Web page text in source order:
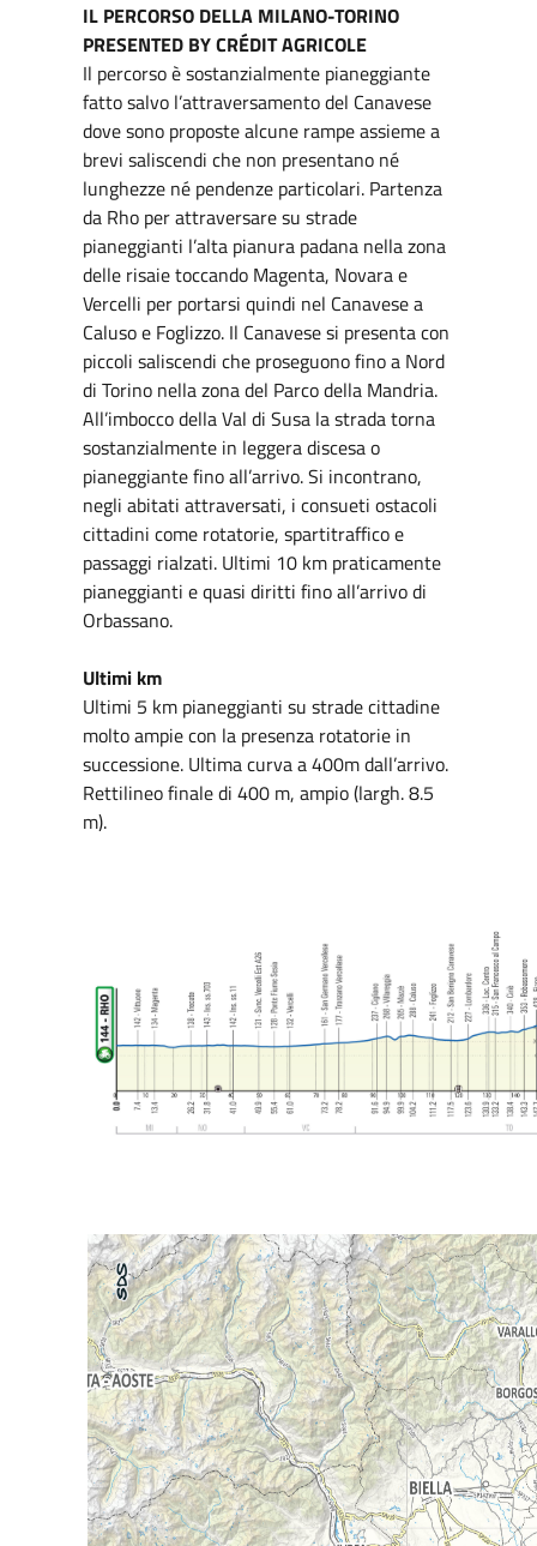
IL PERCORSO DELLA MILANO-TORINO
PRESENTED BY CRÉDIT AGRICOLE
Il percorso è sostanzialmente pianeggiante
fatto salvo l’attraversamento del Canavese
dove sono proposte alcune rampe assieme a
brevi saliscendi che non presentano né
lunghezze né pendenze particolari. Partenza
da Rho per attraversare su strade
pianeggianti l’alta pianura padana nella zona
delle risaie toccando Magenta, Novara e
Vercelli per portarsi quindi nel Canavese a
Caluso e Foglizzo. Il Canavese si presenta con
piccoli saliscendi che proseguono fino a Nord
di Torino nella zona del Parco della Mandria.
All’imbocco della Val di Susa la strada torna
sostanzialmente in leggera discesa o
pianeggiante fino all’arrivo. Si incontrano,
negli abitati attraversati, i consueti ostacoli
cittadini come rotatorie, spartitraffico e
passaggi rialzati. Ultimi 10 km praticamente
pianeggianti e quasi diritti fino all’arrivo di
Orbassano.
Ultimi km
Ultimi 5 km pianeggianti su strade cittadine
molto ampie con la presenza rotatorie in
successione. Ultima curva a 400m dall’arrivo.
Rettilineo finale di 400 m, ampio (largh. 8.5
m).